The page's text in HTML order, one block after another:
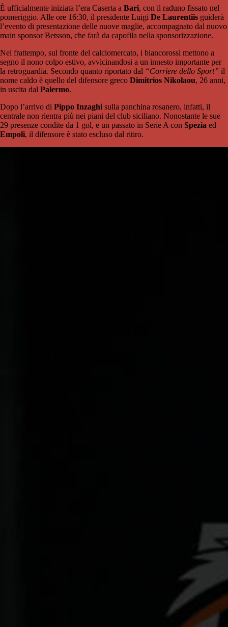
È ufficialmente iniziata l’era Caserta a Bari, con il raduno fissato nel
pomeriggio. Alle ore 16:30, il presidente Luigi De Laurentiis guiderà
l’evento di presentazione delle nuove maglie, accompagnato dal nuovo
main sponsor Betsson, che farà da capofila nella sponsorizzazione.
Nel frattempo, sul fronte del calciomercato, i biancorossi mettono a
segno il nono colpo estivo, avvicinandosi a un innesto importante per
la retroguardia. Secondo quanto riportato dal “Corriere dello Sport” il
nome caldo è quello del difensore greco Dimitrios Nikolaou, 26 anni,
in uscita dal Palermo.
Dopo l’arrivo di Pippo Inzaghi sulla panchina rosanero, infatti, il
centrale non rientra più nei piani del club siciliano. Nonostante le sue
29 presenze condite da 1 gol, e un passato in Serie A con Spezia ed
Empoli, il difensore è stato escluso dal ritiro.